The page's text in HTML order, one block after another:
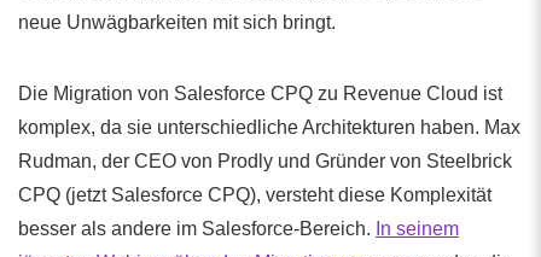
neue Unwägbarkeiten mit sich bringt.
Die Migration von Salesforce CPQ zu Revenue Cloud ist
komplex, da sie unterschiedliche Architekturen haben. Max
Rudman, der CEO von Prodly und Gründer von Steelbrick
CPQ (jetzt Salesforce CPQ), versteht diese Komplexität
besser als andere im Salesforce-Bereich. In seinem